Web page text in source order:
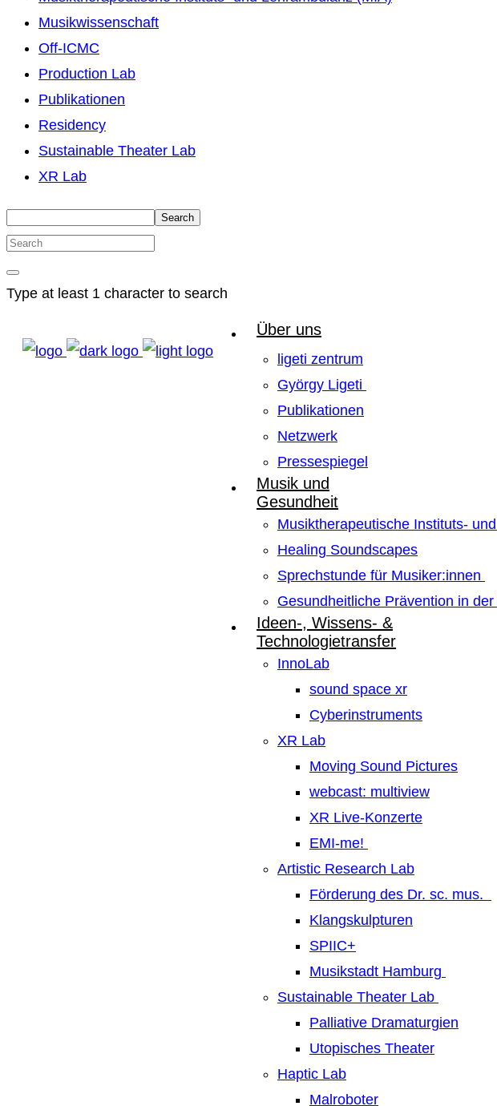
Musikwissenschaft
Off-ICMC
Production Lab
Publikationen
Residency
Sustainable Theater Lab
XR Lab
Search
Type at least 1 character to search
Über uns
ligeti zentrum
György Ligeti
Publikationen
Netzwerk
Pressespiegel
Musik und
Gesundheit
Musiktherapeutische Instituts-
Healing Soundscapes
Sprechstunde für Musiker:innen
Gesundheitliche Prävention in
Ideen-, Wissens- &
Technologietransfer
InnoLab
sound space xr
Cyberinstruments
XR Lab
Moving Sound Pictures
webcast: multiview
XR Live-Konzerte
EMI-me!
Artistic Research Lab
Förderung des Dr. sc. mus.
Klangskulpturen
SPIIC+
Musikstadt Hamburg
Sustainable Theater Lab
Palliative Dramaturgien
Utopisches Theater
Haptic Lab
Malroboter